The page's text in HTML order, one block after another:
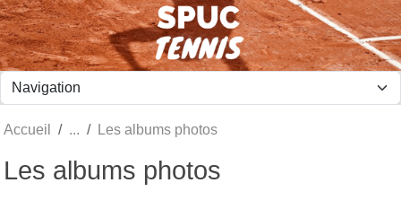
Accueil Les albums photos
Les albums photos
Panneau de gestion des cookies